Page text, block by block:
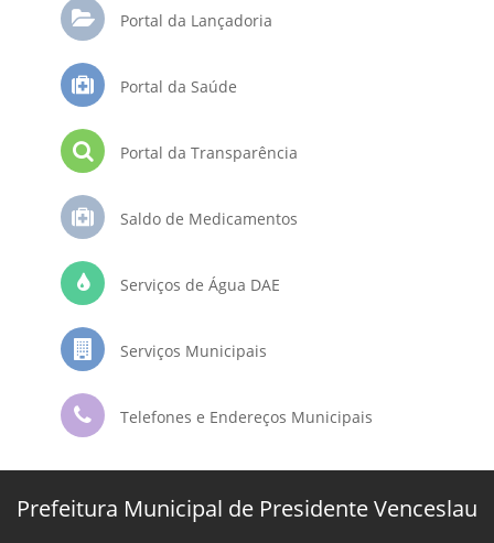
Portal da Lançadoria
Portal da Saúde
Portal da Transparência
Saldo de Medicamentos
Serviços de Água DAE
Serviços Municipais
Telefones e Endereços Municipais
Prefeitura Municipal de Presidente Venceslau